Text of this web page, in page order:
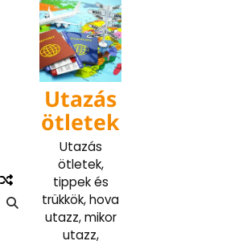
content
Utazás
ötletek
Utazás
ötletek,
tippek és
trükkök, hova
utazz, mikor
utazz,